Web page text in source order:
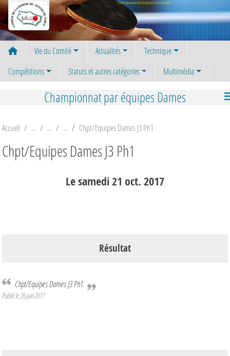
Comité Départemental de la Somme de Tennis de Table
Vie du Comité Actualités
Technique
Compétitions
Statuts et autres catégories Multimédia
Championnat par équipes Dames
Accueil Chpt/Equipes Dames J3 Ph1
Chpt/Equipes Dames J3 Ph1
Lesamedi21 oct.2017
Résultat
Chpt/Equipes Dames J3 Ph1
Publié le28 juin 2017
Panneau de gestion des cookies